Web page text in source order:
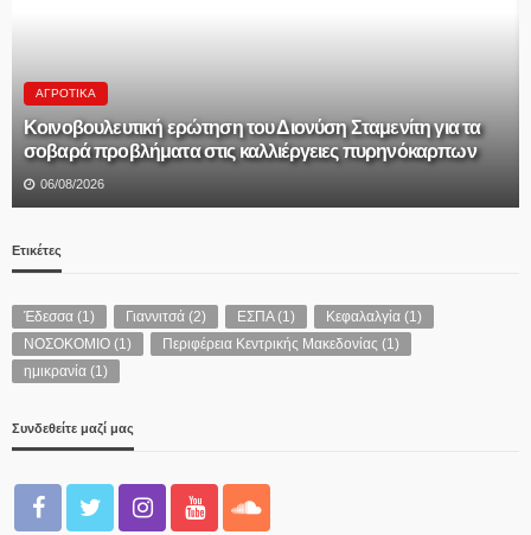
ΑΓΡΟΤΙΚΆ
Κοινοβουλευτική ερώτηση του Διονύση Σταμενίτη για τα
σοβαρά προβλήματα στις καλλιέργειες πυρηνόκαρπων
06/08/2026
Ετικέτες
Έδεσσα (1) Γιαννιτσά (2) ΕΣΠΑ(1) Κεφαλαλγία (1)
ΝΟΣΟΚΟΜΙΟ (1) Περιφέρεια Κεντρικής Μακεδονίας (1)
ημικρανία (1)
Συνδεθείτε μαζί μας